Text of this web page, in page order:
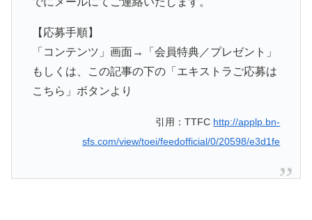
【応募手順】
「コンテンツ」画面→「会員特典／プレゼント」
もしくは、この記事の下の「エキストラご応募は
こちら」ボタンより
引用：TTFC http://applp.bn-
sfs.com/view/toei/feedofficial/0/20598/e3d1fe